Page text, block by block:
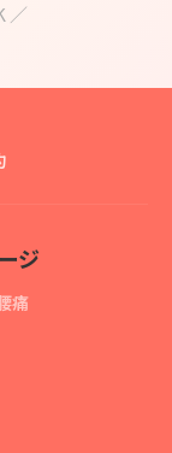
／
ジ
痛